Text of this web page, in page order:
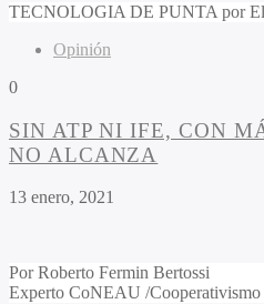
TECNOLOGIA DE PUNTA por
Opinión
0
SIN ATP NI IFE, CON
NO ALCANZA
13 enero, 2021
PorRoberto Fermin Bertossi
Experto CoNEAU /Cooperativismo